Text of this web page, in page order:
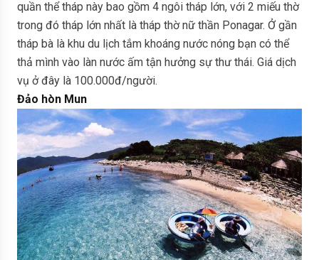
quần thể tháp này bao gồm 4 ngôi tháp lớn, với 2 miếu thờ
trong đó tháp lớn nhất là tháp thờ nữ thần Ponagar. Ở gần
tháp bà là khu du lịch tắm khoáng nước nóng bạn có thể
thả mình vào làn nước ấm tận hưởng sự thư thái. Giá dịch
vụ ở đây là 100.000đ/người.
Đảo hòn Mun